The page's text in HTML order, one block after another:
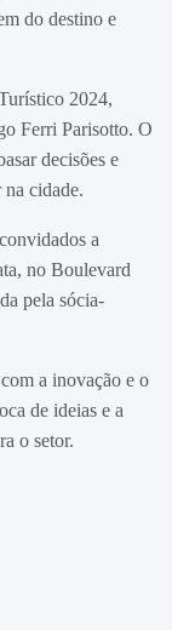
do destino e
2024,
Ferri Parisotto. O
decisões e
cidade.
a
no Boulevard
pela sócia-
a inovação e o
de ideias e a
o setor.